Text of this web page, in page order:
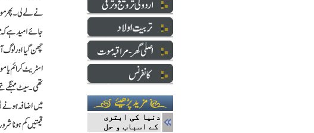
دنیا کی ابتری
کے اسباب و حل